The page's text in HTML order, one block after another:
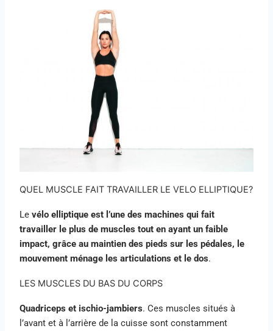
QUEL MUSCLE FAIT TRAVAILLER LE VELO ELLIPTIQUE?
Le vélo elliptique est l’une des machines qui fait
travailler le plus de muscles tout en ayant un faible
impact, grâce au maintien des pieds sur les pédales, le
mouvement ménage les articulations et le dos.
LES MUSCLES DU BAS DU CORPS
Quadriceps et ischio-jambiers. Ces muscles situés à
l’avant et à l’arrière de la cuisse sont constamment